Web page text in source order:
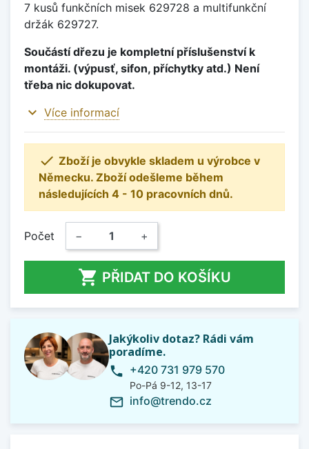
7 kusů funkčních misek 629728 a multifunkční
držák 629727.
Součástí dřezu je kompletní příslušenství k
montáži. (výpusť, sifon, příchytky atd.) Není
třeba nic dokupovat.
expand_more Více informací
 Zboží je obvykle skladem u výrobce v
Německu. Zboží odešleme během
následujících 4 - 10 pracovních dnů.
Počet − +
 PŘIDAT DO KOŠÍKU
Jakýkoliv dotaz? Rádi vám
poradíme.
phone +420 731 979 570
Po-Pá 9-12, 13-17
mail_outline info@trendo.cz